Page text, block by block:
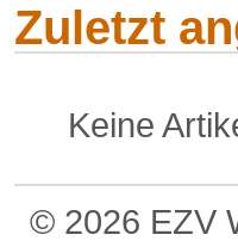
Zuletzt
Keine
© 2026 EZV